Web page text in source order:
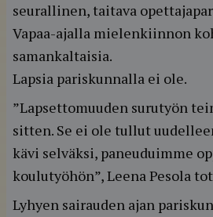
seurallinen, taitava
Vapaa-ajalla mielenkiinnon
samankaltaisia.
Lapsia pariskunnalla ei ole.
”Lapsettomuuden surutyön
sitten. Se ei ole tullut
kävi selväksi, paneuduimme
koulutyöhön”, Leena Pesola
Lyhyen sairauden ajan